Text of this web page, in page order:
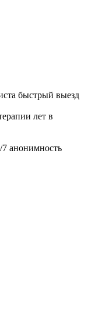
быстрый выезд
лет в
анонимность